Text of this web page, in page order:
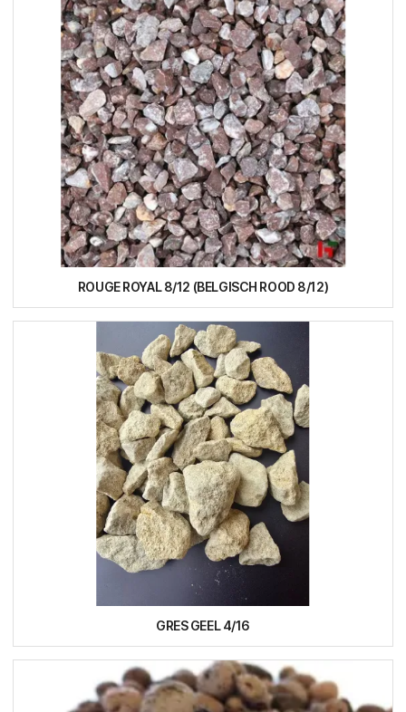
ROUGE ROYAL 8/12 (BELGISCH ROOD 8/12)
GRES GEEL 4/16